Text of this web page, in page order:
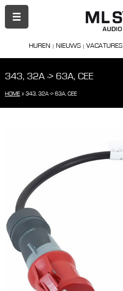
HUREN NIEUWS VACATURES
PRIMAIR
MENU
343, 32A -> 63A, CEE
HOME » 343, 32A -> 63A, CEE